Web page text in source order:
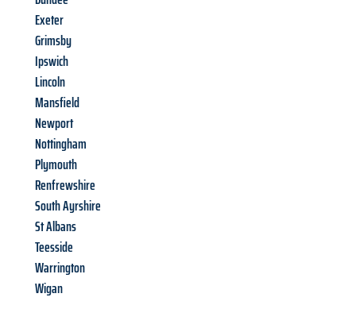
Exeter
Grimsby
Ipswich
Lincoln
Mansfield
Newport
Nottingham
Plymouth
Renfrewshire
South Ayrshire
St Albans
Teesside
Warrington
Wigan